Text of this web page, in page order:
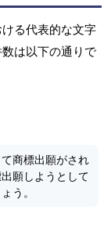
る代表的な文字
は以下の通りで
商標出願がされ
願しようとして
う。